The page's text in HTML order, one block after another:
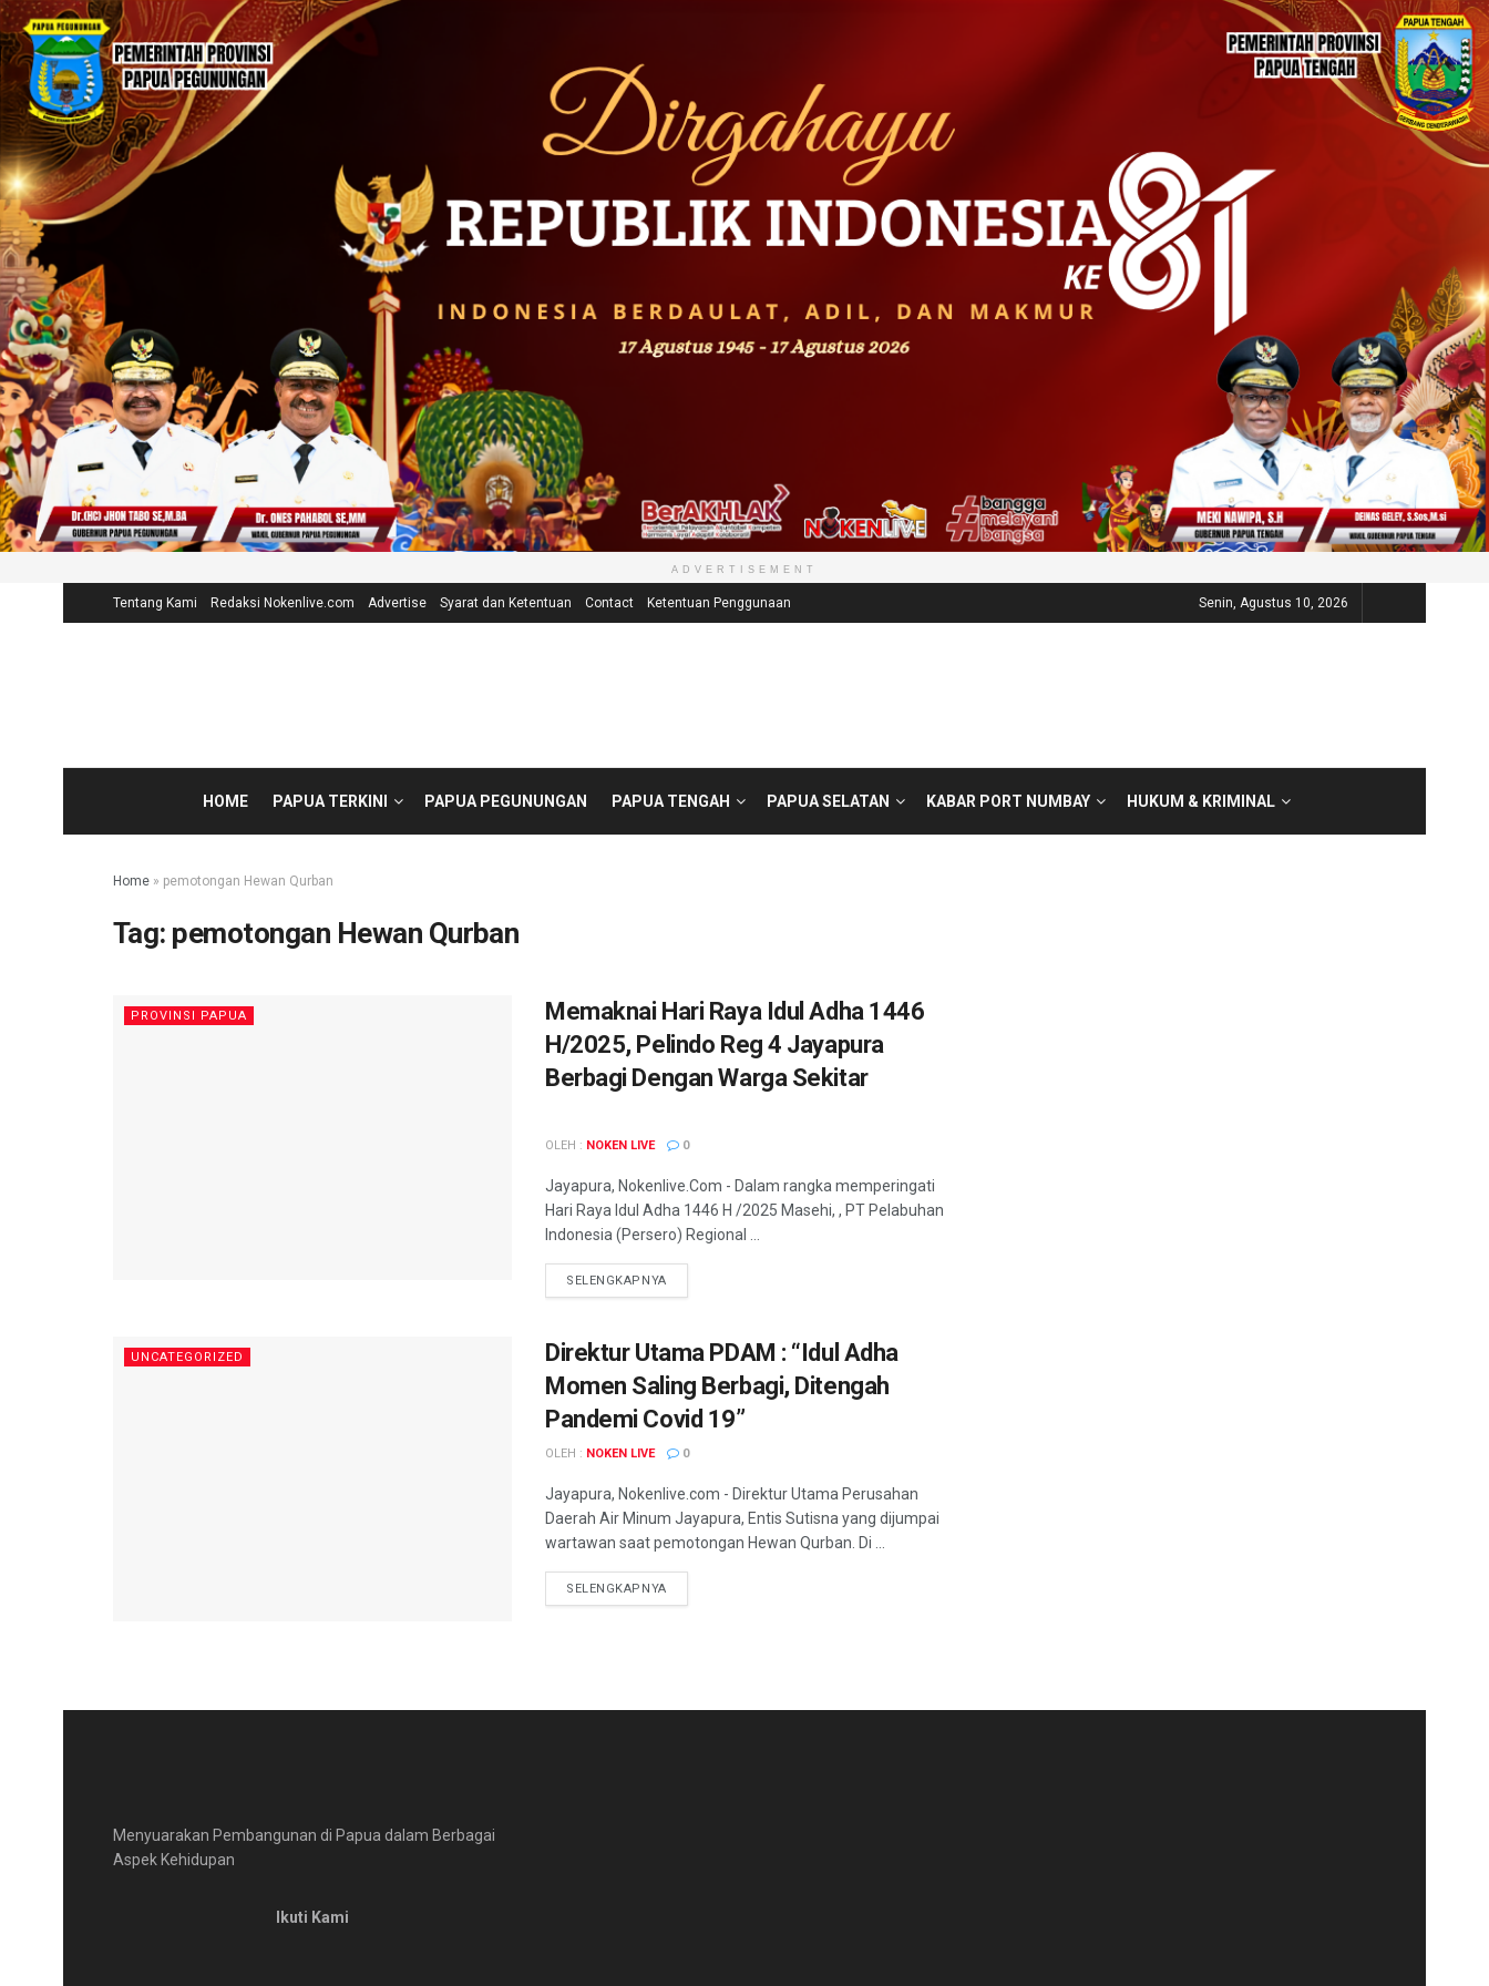
ADVERTISEMENT
Tentang Kami Redaksi Nokenlive.com Advertise Syarat dan Ketentuan Contact Ketentuan Penggunaan Senin, Agustus 10, 2026
HOME PAPUA TERKINI PAPUA PEGUNUNGAN PAPUA TENGAH PAPUA SELATAN KABAR PORT NUMBAY HUKUM & KRIMINAL
Home » pemotongan Hewan Qurban
Tag: pemotongan Hewan Qurban
PROVINSI PAPUA
Memaknai Hari Raya Idul Adha 1446
H/2025, Pelindo Reg 4 Jayapura
Berbagi Dengan Warga Sekitar
OLEH : NOKEN LIVE 0
Jayapura, Nokenlive.Com - Dalam rangka memperingati
Hari Raya Idul Adha 1446 H /2025 Masehi, , PT Pelabuhan
Indonesia (Persero) Regional ...
SELENGKAPNYADETAILS
UNCATEGORIZED
Direktur Utama PDAM : “Idul Adha
Momen Saling Berbagi, Ditengah
Pandemi Covid 19”
OLEH : NOKEN LIVE 0
Jayapura, Nokenlive.com - Direktur Utama Perusahan
Daerah Air Minum Jayapura, Entis Sutisna yang dijumpai
wartawan saat pemotongan Hewan Qurban. Di ...
SELENGKAPNYADETAILS
Menyuarakan Pembangunan di Papua dalam Berbagai
Aspek Kehidupan
Ikuti Kami